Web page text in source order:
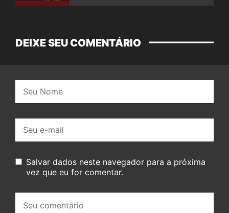
DEIXE SEU COMENTÁRIO
mail:
Salvar dados neste navegador para a próxima
vez que eu for comentar.
comentário: